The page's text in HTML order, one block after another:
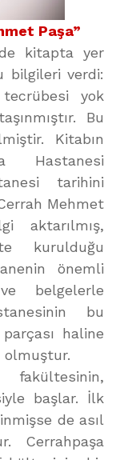
Paşa”
kitapta yer
bilgileri verdi:
yok
Bu
Kitabın
Hastanesi
tarihini
Mehmet
aktarılmış,
kurulduğu
önemli
belgelerle
bu
haline
olmuştur.
başlar. İlk
de asıl
Cerrahpaşa